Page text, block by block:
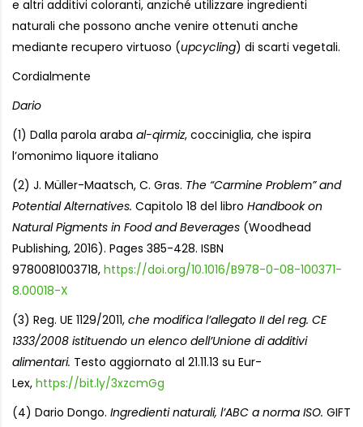
e altri additivi coloranti, anziché utilizzare ingredienti
naturali che possono anche venire ottenuti anche
mediante recupero virtuoso (upcycling) di scarti vegetali.
Cordialmente
Dario
(1) Dalla parola araba al-qirmiz, cocciniglia, che ispira
l’omonimo liquore italiano
(2) J. Müller-Maatsch, C. Gras. The “Carmine Problem” and
Potential Alternatives. Capitolo 18 del libro Handbook on
Natural Pigments in Food and Beverages (Woodhead
Publishing, 2016). Pages 385-428. ISBN
9780081003718, https://doi.org/10.1016/B978-0-08-100371-
8.00018-X
(3) Reg. UE 1129/2011, che modifica l’allegato II del reg. CE
1333/2008 istituendo un elenco dell’Unione di additivi
alimentari. Testo aggiornato al 21.11.13 su Eur-
Lex, https://bit.ly/3xzcmGg
(4) Dario Dongo. Ingredienti naturali, l’ABC a norma ISO. GIFT